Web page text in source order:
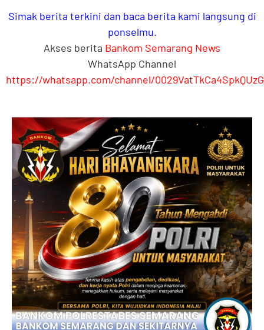
Simak berita terkini dan baca berita kami langsung di
ponselmu.
Akses berita Bankom Semarang News
WhatsApp Channel
https://whatsapp.com/channel/